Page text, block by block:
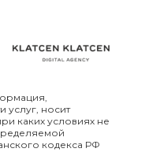
Сорные
rPhl
услуг, носит
каких условиях не
кодекса РФ